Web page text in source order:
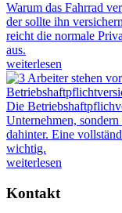
Warum das Fahrrad
der sollte ihn
reicht die normale
aus.
weiterlesen
Die
Unternehmen,
dahinter. Eine
wichtig.
weiterlesen
Kontakt